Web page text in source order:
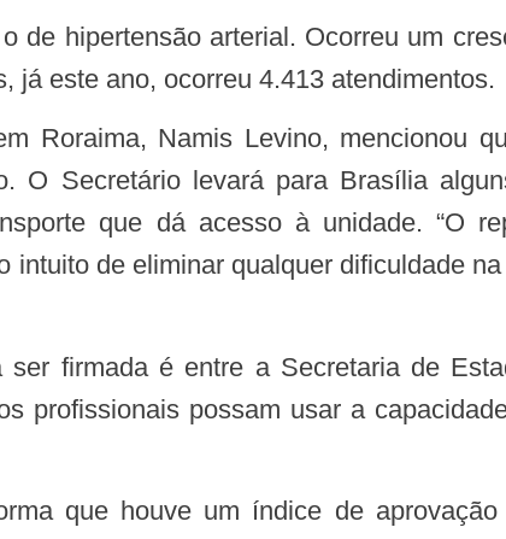
já este ano, ocorreu 4.413 atendimentos.
O Secretário levará para Brasília
que dá acesso à unidade. “O
de eliminar qualquer dificuldade
profissionais possam usar a